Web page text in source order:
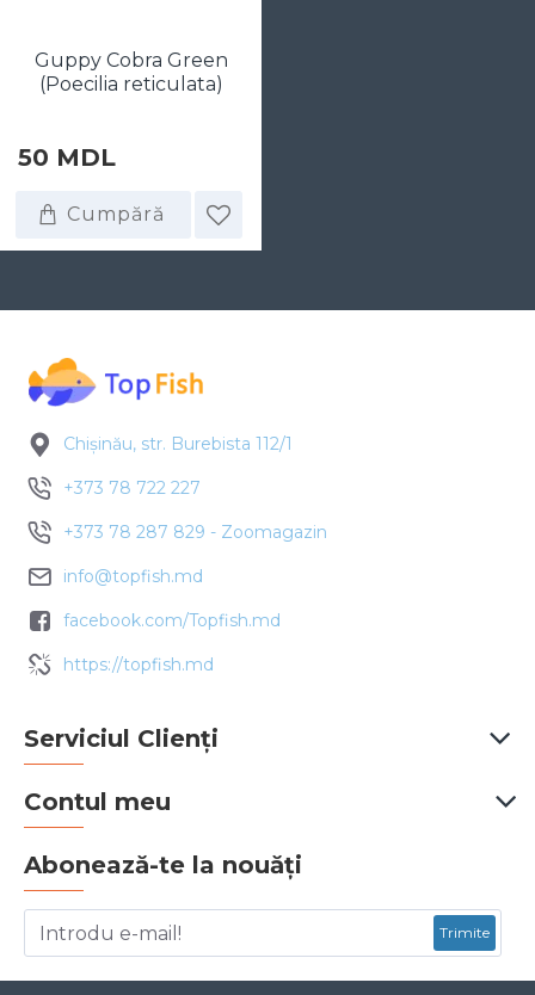
Guppy Cobra Green
(Poecilia reticulata)
50 MDL
Cumpără
Chișinău, str. Burebista 112/1
+373 78 722 227
+373 78 287 829 - Zoomagazin
info@topfish.md
facebook.com/Topfish.md
https://topfish.md
Serviciul Clienți
Contul meu
Abonează-te la nouăți
Trimite